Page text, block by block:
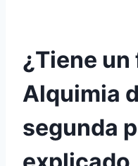
¿Tiene
Alquimia
segunda